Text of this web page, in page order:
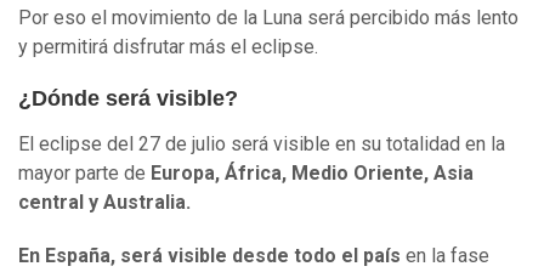
Por eso el movimiento de la Luna será percibido más lento
y permitirá disfrutar más el eclipse.
¿Dónde será visible?
El eclipse del 27 de julio será visible en su totalidad en la
mayor parte de Europa, África, Medio Oriente, Asia
central y Australia.
En España, será visible desde todo el país en la fase